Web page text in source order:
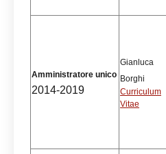
Amministratore unico
2014-2019
Gianluca
Borghi
Curriculum
Vitae